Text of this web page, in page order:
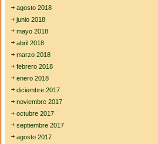
agosto 2018
junio 2018
mayo 2018
abril 2018
marzo 2018
febrero 2018
enero 2018
diciembre 2017
noviembre 2017
octubre 2017
septiembre 2017
agosto 2017